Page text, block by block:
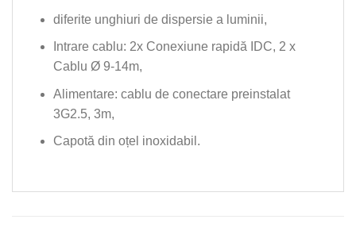
diferite unghiuri de dispersie a luminii,
Intrare cablu: 2x Conexiune rapidă IDC, 2 x
Cablu Ø 9-14m,
Alimentare: cablu de conectare preinstalat
3G2.5, 3m,
Capotă din oțel inoxidabil.